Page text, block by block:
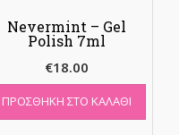
Nevermint – Gel
Polish 7ml
€18.00
ΠΡΟΣΘΉΚΗ ΣΤΟ ΚΑΛΆΘΙ